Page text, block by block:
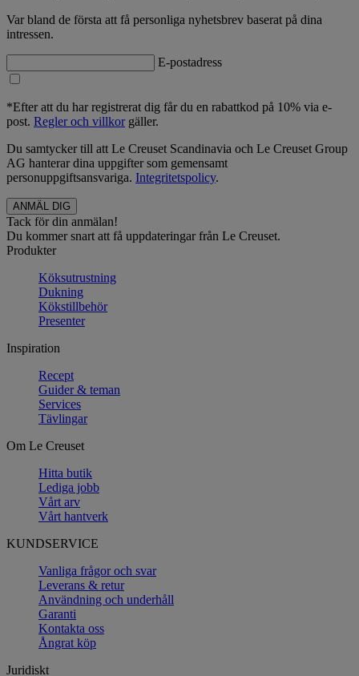
Var bland de första att få personliga nyhetsbrev baserat på dina
intressen.
E-postadress
*Efter att du har registrerat dig får du en rabattkod på 10% via e-
post. Regler och villkorgäller.
Du samtycker till att Le Creuset Scandinavia och Le Creuset Group
AG hanterar dina uppgifter som gemensamt
personuppgiftsansvariga. Integritetspolicy.
Tack för din anmälan!
Du kommer snart att få uppdateringar från Le Creuset.
Produkter
Köksutrustning
Dukning
Kökstillbehör
Presenter
Inspiration
Recept
Guider & teman
Services
Tävlingar
Om Le Creuset
Hitta butik
Lediga jobb
Vårt arv
Vårt hantverk
KUNDSERVICE
Vanliga frågor och svar
Leverans & retur
Användning och underhåll
Garanti
Kontakta oss
Ångrat köp
Juridiskt